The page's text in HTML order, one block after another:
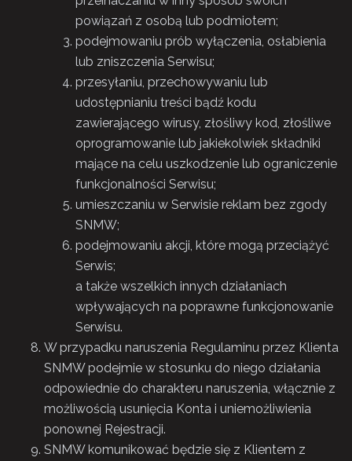
powiązań z osobą lub podmiotem;
podejmowaniu prób wyłączenia, osłabienia
lub zniszczenia Serwisu;
przesyłaniu, przechowywaniu lub
udostępnianiu treści bądź kodu
zawierającego wirusy, złośliwy kod, złośliwe
oprogramowanie lub jakiekolwiek składniki
mające na celu uszkodzenie lub ograniczenie
funkcjonalności Serwisu;
umieszczaniu w Serwisie reklam bez zgody
SNMW;
podejmowaniu akcji, które mogą przeciążyć
Serwis;
a także wszelkich innych działaniach
wpływających na poprawne funkcjonowanie
Serwisu.
W przypadku naruszenia Regulaminu przez Klienta
SNMW podejmie w stosunku do niego działania
odpowiednie do charakteru naruszenia, włącznie z
możliwością usunięcia Konta i uniemożliwienia
ponownej Rejestracji.
SNMW komunikować będzie się z Klientem z